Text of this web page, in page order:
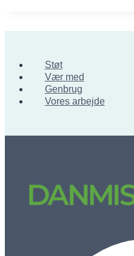
Støt
Vær med
Genbrug
Vores arbejde